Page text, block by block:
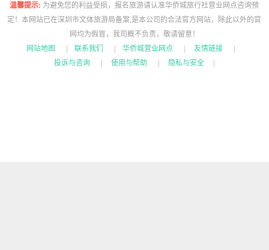
温馨提示: 为避免您的利益受损，报名旅游请认准华侨城旅行社营业网点咨询预
定！本网站已在深圳市文体旅游局备案,是本公司的合法官方网站，除此以外的官
网均为假冒，我司概不负责，敬请留意！
网站地图
|联系我们 |华侨城营业网点 |友情链接
投诉与咨询
|使用与帮助 隐私与安全